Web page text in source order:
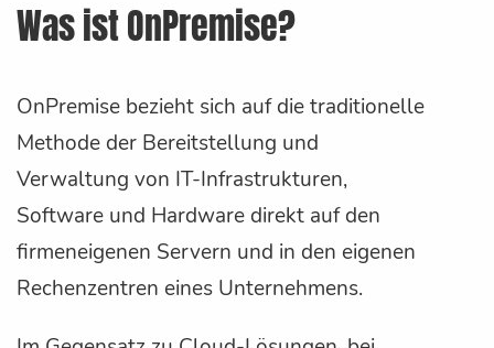
Was ist OnPremise?
OnPremise bezieht sich auf die traditionelle
Methode der Bereitstellung und
Verwaltung von IT-Infrastrukturen,
Software und Hardware direkt auf den
firmeneigenen Servern und in den eigenen
Rechenzentren eines Unternehmens.